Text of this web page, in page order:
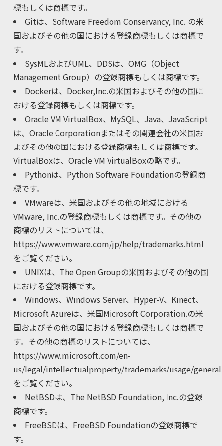
標もしくは商標です。
Gitは、Software Freedom Conservancy, Inc. の米
国およびその他の国における登録商標もしくは商標で
す。
SysMLおよびUML、DDSは、OMG（Object
Management Group）の登録商標もしくは商標です。
Dockerは、Docker,Inc.の米国およびその他の国に
おける登録商標もしくは商標です。
Oracle VM VirtualBox、MySQL、Java、JavaScript
は、Oracle Corporationまたはその関連会社の米国お
よびその他の国における登録商標もしくは商標です。
VirtualBoxは、Oracle VM VirtualBoxの略です。
Pythonは、Python Software Foundationの登録商
標です。
VMwareは、米国およびその他の地域における
VMware, Inc.の登録商標もしくは商標です。その他の
商標のリストについては、
https://www.vmware.com/jp/help/trademarks.html
をご覧ください。
UNIXは、The Open Groupの米国およびその他の国
における登録商標です。
Windows、Windows Server、Hyper-V、Kinect、
Microsoft Azureは、米国Microsoft Corporation.の米
国およびその他の国における登録商標もしくは商標で
す。その他の商標のリストについては、
https://www.microsoft.com/en-
us/legal/intellectualproperty/trademarks/usage/general
をご覧ください。
NetBSDは、The NetBSD Foundation, Inc.の登録
商標です。
FreeBSDは、FreeBSD Foundationの登録商標で
す。